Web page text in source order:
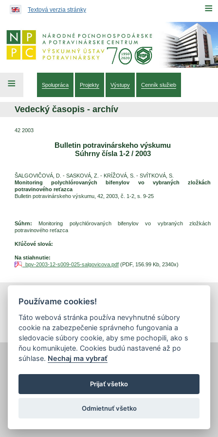
≡
Textová verzia stránky
≡ Spolupráca Projekty Výstupy Cenník služieb
Vedecký časopis - archív
42 2003
Bulletin potravinárskeho výskumu
Súhrny čísla 1-2 / 2003
ŠALGOVIČOVÁ, D. - SASKOVÁ, Z. - KRÍŽOVÁ, S. - SVÍTKOVÁ, S.
Monitoring polychlórovaných bifenylov vo vybraných zložkách
potravinového reťazca
Bulletin potravinárskeho výskumu, 42, 2003, č. 1-2, s. 9-25
Súhrn: Monitoring polychlórovaných bifenylov vo vybraných zložkách
potravinového reťazca
Kľúčové slová:
Na stiahnutie:
bpv-2003-12-s009-025-salgovicova.pdf (PDF, 156.99 Kb, 2340x)
tlačiť|mapa stránok
Priemyselná 4, 821 08 Bratislava
Dizajn a prevádzka -
Inštitút znalostného pôdohospodárstva a inovácií
Používame cookies!
Táto webová stránka používa nevyhnutné súbory
cookie na zabezpečenie správneho fungovania a
sledovacie súbory cookie, aby sme pochopili, ako s
ňou komunikujete. Cookies budú nastavené až po
súhlase. Nechaj ma vybrať
Prijať všetko
Odmietnuť všetko